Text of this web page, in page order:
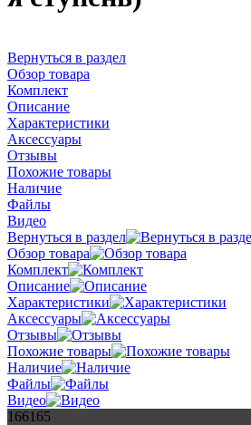
Вернуться в раздел
Обзор товара
Комплект
Описание
Характеристики
Аксессуары
Отзывы
Похожие товары
Наличие
Файлы
Видео
Вернуться в раздел
Обзор товара
Комплект
Описание
Характеристики
Аксессуары
Отзывы
Похожие товары
Наличие
Файлы
Видео
166165